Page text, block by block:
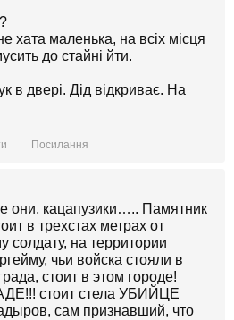
хата маленька, на всіх місця
до стайні йти.
в двері. Дід відкриває. На
то тварина священна, я з нею
На порозі стоїть
то я з нею під одним
в двері. Дід відкриває. А на
Посилання
они, кацапузики….. Памятник
в трехстах метрах от
солдату, на территории
чьи войска стояли в
стоит в этом городе!
стоит стела УБИЙЦЕ
сам признавший, что